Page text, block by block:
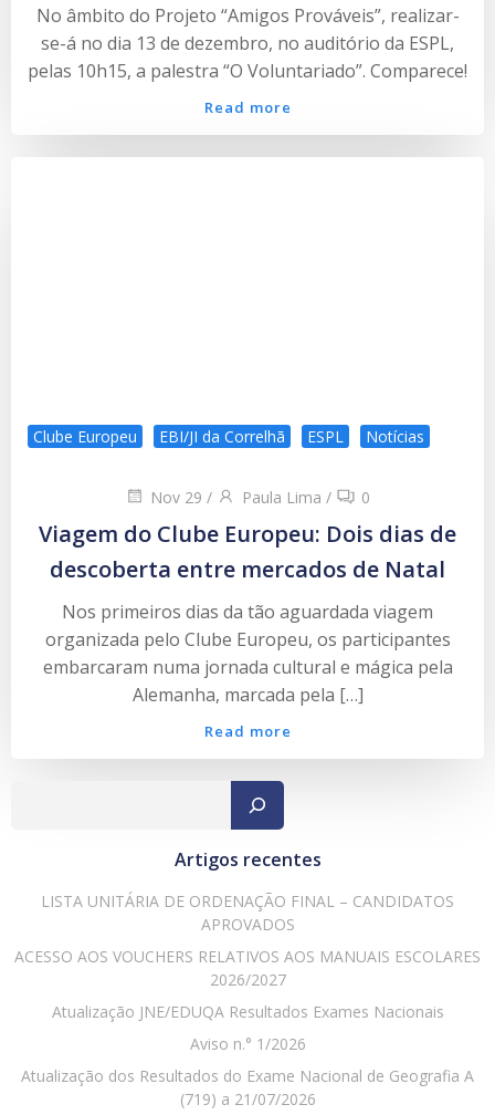
No âmbito do Projeto “Amigos Prováveis”, realizar-
se-á no dia 13 de dezembro, no auditório da ESPL,
pelas 10h15, a palestra “O Voluntariado”. Comparece!
Read more
Clube Europeu EBI/JI da Correlhã ESPL Notícias
Nov 29 / Paula Lima / 0
Viagem do Clube Europeu: Dois dias de
descoberta entre mercados de Natal
Nos primeiros dias da tão aguardada viagem
organizada pelo Clube Europeu, os participantes
embarcaram numa jornada cultural e mágica pela
Alemanha, marcada pela […]
Read more
Artigos recentes
LISTA UNITÁRIA DE ORDENAÇÃO FINAL – CANDIDATOS
APROVADOS
ACESSO AOS VOUCHERS RELATIVOS AOS MANUAIS ESCOLARES
2026/2027
Atualização JNE/EDUQA Resultados Exames Nacionais
Aviso n.° 1/2026
Atualização dos Resultados do Exame Nacional de Geografia A
(719) a 21/07/2026